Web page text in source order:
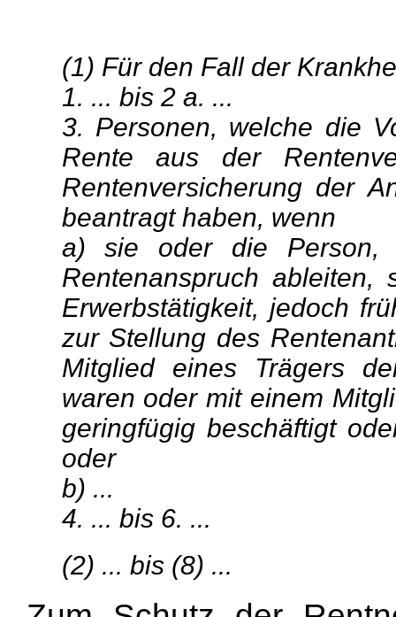
(1) Für den Fall der
1. ... bis 2 a. ...
3. Personen, welche die
Rente aus der
Rentenversicherung der
beantragt haben, wenn
a) sie oder die Person,
Rentenanspruch ableiten,
Erwerbstätigkeit, jedoch
zur Stellung des
Mitglied eines Trägers
waren oder mit einem
geringfügig beschäftigt
oder
b) ...
4. ... bis 6. ...
(2) ... bis (8) ...